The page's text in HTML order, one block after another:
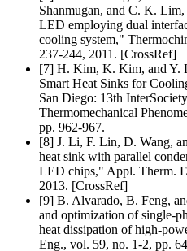
Shanmugan, and C. K.
LED employing dual
cooling system,"
237-244, 2011. [CrossRef]
[7] H. Kim, K. Kim, and Y.
Smart Heat Sinks for
San Diego: 13th
Thermomechanical
pp. 962-967.
[8] J. Li, F. Lin, D. Wang,
heat sink with parallel
LED chips," Appl. Therm.
2013. [CrossRef]
[9] B. Alvarado, B. Feng,
and optimization of single-
heat dissipation of high-
Eng., vol. 59, no. 1-2, pp.